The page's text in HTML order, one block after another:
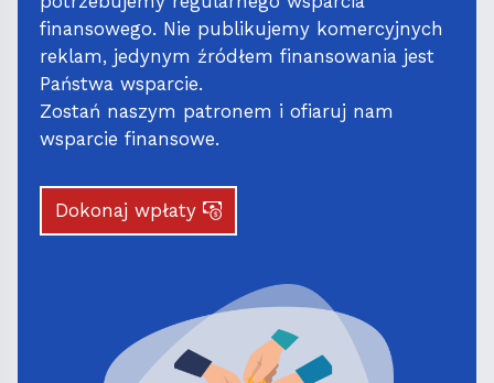
finansowego. Nie publikujemy komercyjnych
reklam, jedynym źródłem finansowania jest
Państwa wsparcie.
Zostań naszym patronem i ofiaruj nam
wsparcie finansowe.
Dokonaj wpłaty